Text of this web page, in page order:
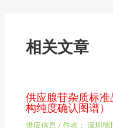
相关文章
供应腺苷杂质标准
构纯度确认图谱）
供应信息 / 作者： 深圳德